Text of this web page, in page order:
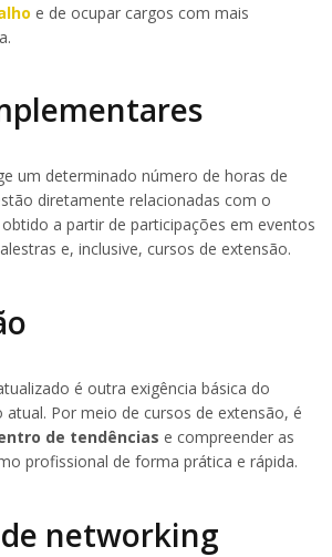
e de ocupar cargos com mais
um determinado número de horas de
diretamente relacionadas com o
a partir de participações em eventos
e, inclusive, cursos de extensão.
é outra exigência básica do
Por meio de cursos de extensão, é
de tendências e compreender as
profissional de forma prática e rápida.
networking